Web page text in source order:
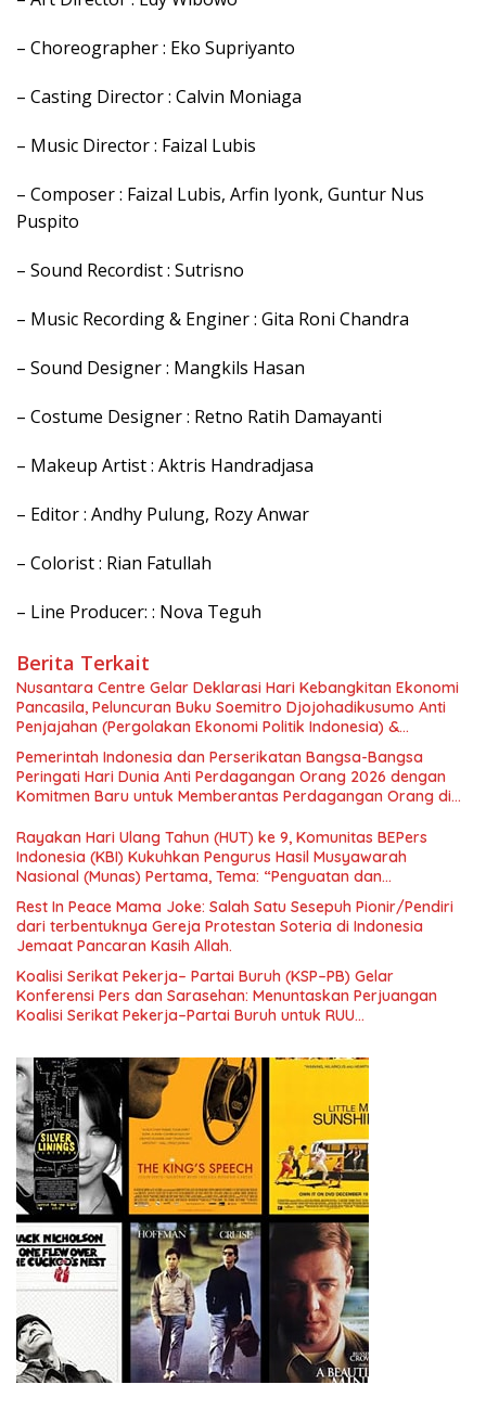
– Choreographer : Eko Supriyanto
– Casting Director : Calvin Moniaga
– Music Director : Faizal Lubis
– Composer : Faizal Lubis, Arfin Iyonk, Guntur Nus
Puspito
– Sound Recordist : Sutrisno
– Music Recording & Enginer : Gita Roni Chandra
– Sound Designer : Mangkils Hasan
– Costume Designer : Retno Ratih Damayanti
– Makeup Artist : Aktris Handradjasa
– Editor : Andhy Pulung, Rozy Anwar
– Colorist : Rian Fatullah
– Line Producer: : Nova Teguh
Berita Terkait
Nusantara Centre Gelar Deklarasi Hari Kebangkitan Ekonomi
Pancasila, Peluncuran Buku Soemitro Djojohadikusumo Anti
Penjajahan (Pergolakan Ekonomi Politik Indonesia) &
Simposium Nasional “Urgensi Undang-Undang Perekonomian
Nasional dan Kesejahteraan Sosial dalam Menata Bangsa
Menuju Indonesia Emas 2045”,
Pemerintah Indonesia dan Perserikatan Bangsa-Bangsa
Peringati Hari Dunia Anti Perdagangan Orang 2026 dengan
Komitmen Baru untuk Memberantas Perdagangan Orang di
Rayakan Hari Ulang Tahun (HUT) ke 9, Komunitas BEPers
Indonesia (KBI) Kukuhkan Pengurus Hasil Musyawarah
Nasional (Munas) Pertama, Tema: “Penguatan dan
Pengembangan Organisasi KBI yang Berbasis Riset di seluruh
Indonesia dan Mancanegara”.
Rest In Peace Mama Joke: Salah Satu Sesepuh Pionir/Pendiri
dari terbentuknya Gereja Protestan Soteria di Indonesia
Jemaat Pancaran Kasih Allah.
Koalisi Serikat Pekerja– Partai Buruh (KSP–PB) Gelar
Konferensi Pers dan Sarasehan: Menuntaskan Perjuangan
Koalisi Serikat Pekerja–Partai Buruh untuk RUU